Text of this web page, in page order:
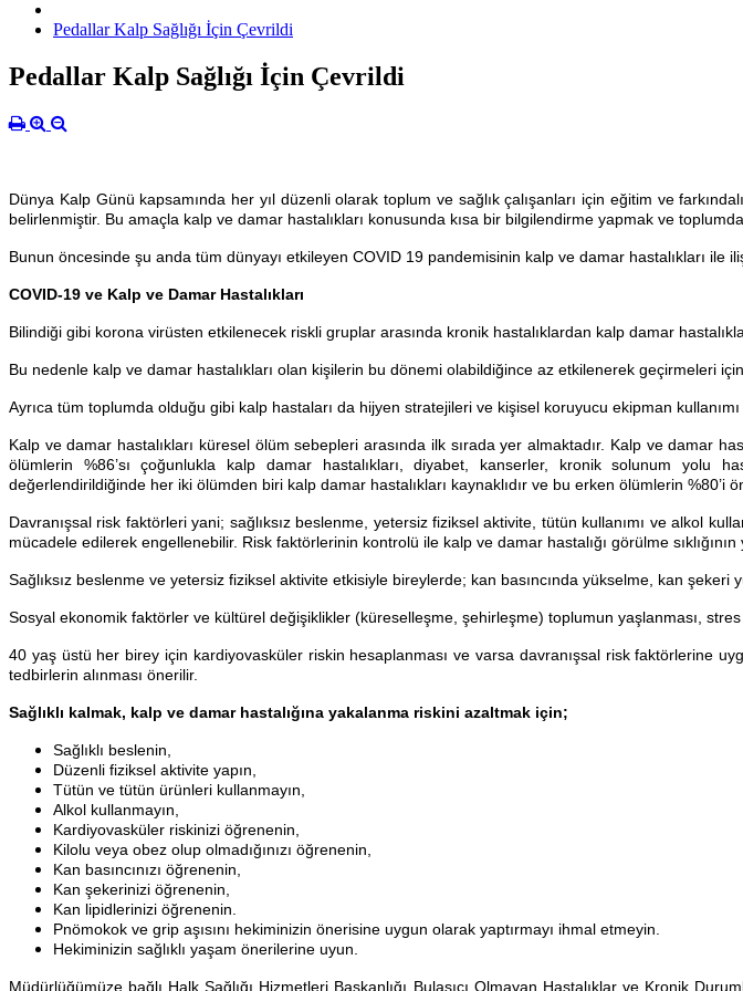
Pedallar Kalp Sağlığı İçin Çevrildi
Pedallar Kalp Sağlığı İçin Çevrildi
Dünya Kalp Günü kapsamında her yıl düzenli olarak toplum ve sağlık çalışanları için eğitim ve
belirlenmiştir. Bu amaçla kalp ve damar hastalıkları konusunda kısa bir bilgilendirme yapmak ve
Bunun öncesinde şu anda tüm dünyayı etkileyen COVID 19 pandemisinin kalp ve damar hastalıkları ile
COVID-19 ve Kalp ve Damar Hastalıkları
Bilindiği gibi korona virüsten etkilenecek riskli gruplar arasında kronik hastalıklardan kalp damar
Bu nedenle kalp ve damar hastalıkları olan kişilerin bu dönemi olabildiğince az etkilenerek geçirmeleri
Ayrıca tüm toplumda olduğu gibi kalp hastaları da hijyen stratejileri ve kişisel koruyucu ekipman
Kalp ve damar hastalıkları küresel ölüm sebepleri arasında ilk sırada yer almaktadır. Kalp ve damar
ölümlerin %86’sı çoğunlukla kalp damar hastalıkları, diyabet, kanserler, kronik solunum yolu
değerlendirildiğinde her iki ölümden biri kalp damar hastalıkları kaynaklıdır ve bu erken ölümlerin %80’i
Davranışsal risk faktörleri yani; sağlıksız beslenme, yetersiz fiziksel aktivite, tütün kullanımı ve alkol
mücadele edilerek engellenebilir. Risk faktörlerinin kontrolü ile kalp ve damar hastalığı görülme
Sağlıksız beslenme ve yetersiz fiziksel aktivite etkisiyle bireylerde; kan basıncında yükselme, kan
Sosyal ekonomik faktörler ve kültürel değişiklikler (küreselleşme, şehirleşme) toplumun yaşlanması,
40 yaş üstü her birey için kardiyovasküler riskin hesaplanması ve varsa davranışsal risk faktörlerine
tedbirlerin alınması önerilir.
Sağlıklı kalmak, kalp ve damar hastalığına yakalanma riskini azaltmak için;
Sağlıklı beslenin,
Düzenli fiziksel aktivite yapın,
Tütün ve tütün ürünleri kullanmayın,
Alkol kullanmayın,
Kardiyovasküler riskinizi öğrenenin,
Kilolu veya obez olup olmadığınızı öğrenenin,
Kan basıncınızı öğrenenin,
Kan şekerinizi öğrenenin,
Kan lipidlerinizi öğrenenin.
Pnömokok ve grip aşısını hekiminizin önerisine uygun olarak yaptırmayı ihmal etmeyin.
Hekiminizin sağlıklı yaşam önerilerine uyun.
Müdürlüğümüze bağlı Halk Sağlığı Hizmetleri Başkanlığı Bulaşıcı Olmayan Hastalıklar ve Kronik